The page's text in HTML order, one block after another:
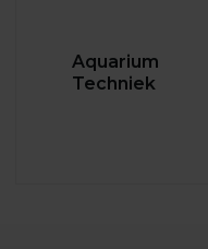
Aquarium
Techniek